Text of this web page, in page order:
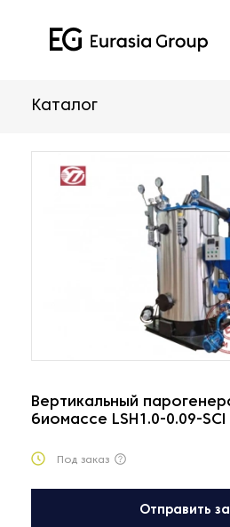
Каталог
Вертикальный
биомассе LSH1.0-0.09-SCI
Под заказ
Отправить